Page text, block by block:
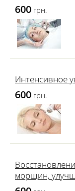
600 грн.
Интенсивное
600 грн.
морщин,